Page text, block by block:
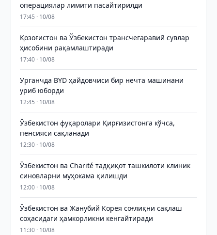
операциялар лимити пасайтирилди
17:45 · 10/08
Қозоғистон ва Ўзбекистон трансчегаравий сувлар
ҳисобини рақамлаштиради
17:40 · 10/08
Урганчда BYD ҳайдовчиси бир нечта машинани
уриб юборди
12:45 · 10/08
Ўзбекистон фуқаролари Қирғизистонга кўчса,
пенсияси сақланади
12:30 · 10/08
Ўзбекистон ва Charité тадқиқот ташкилоти клиник
синовларни муҳокама қилишди
12:00 · 10/08
Ўзбекистон ва Жанубий Корея соғлиқни сақлаш
соҳасидаги ҳамкорликни кенгайтиради
11:30 · 10/08